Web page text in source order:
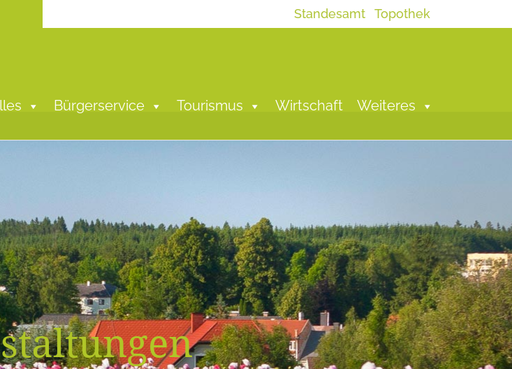
Standesamt Topothek
Bürgerservice Tourismus Wirtschaft Weiteres